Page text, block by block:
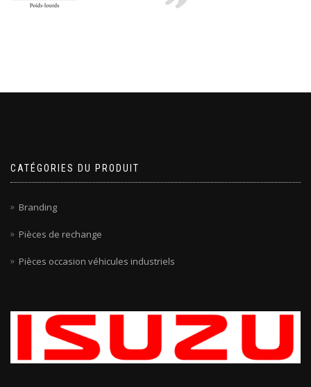
CATÉGORIES DU PRODUIT
Branding
Pièces de rechange
Pièces occasion véhicules industriels